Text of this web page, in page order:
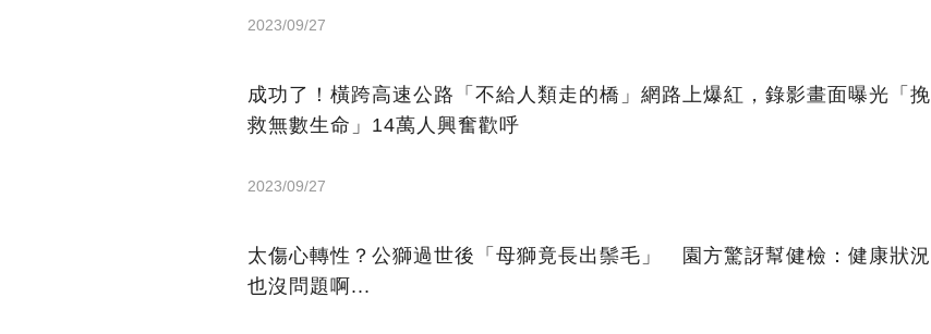
2023/09/27
成功了！橫跨高速公路「不給人類走的橋」網路上爆紅，錄影畫面曝光「挽
救無數生命」14萬人興奮歡呼
2023/09/27
太傷心轉性？公獅過世後「母獅竟長出鬃毛」 園方驚訝幫健檢：健康狀況
也沒問題啊...